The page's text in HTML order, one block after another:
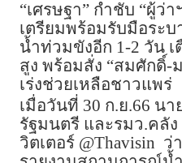
“เศรษฐา” กำชับ “ผู้
เตรียมพร้อมรับมือระ
น้ำท่วมขังอีก 1-2 วัน
สูง พร้อมสั่ง “สมศักดิ์
เร่งช่วยเหลือชาวแพร่
เมื่อวันที่ 30 ก.ย.66 น
รัฐมนตรี และรมว.คลั
วิตเตอร์ @Thavisin